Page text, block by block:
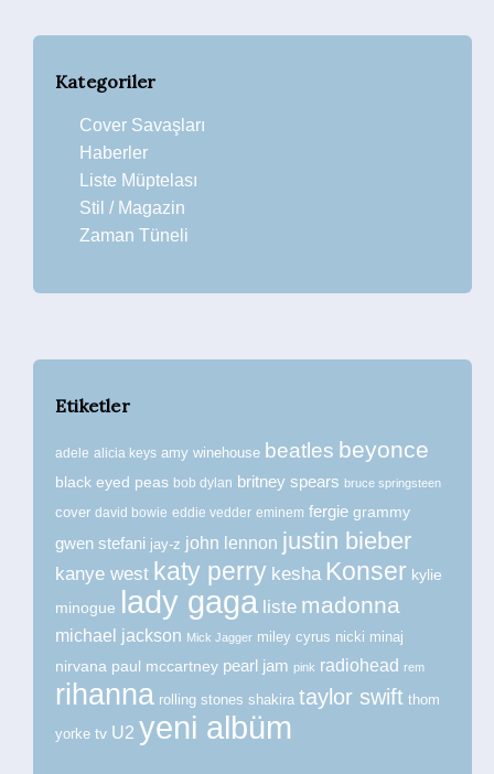
Kategoriler
Cover Savaşları
Haberler
Liste Müptelası
Stil / Magazin
Zaman Tüneli
Etiketler
adele alicia keys amy winehouse beatles beyonce
black eyed peas bob dylan britney spears bruce springsteen
cover david bowie eddie vedder eminem fergie grammy
gwen stefani jay-z john lennon justin bieber
kanye west katy perry kesha Konser kylie
minogue
lady gaga liste madonna
michael jackson Mick Jagger miley cyrus nicki minaj
nirvana paul mccartney pearl jam pink radiohead rem
rihanna rolling stones shakira taylor swift thom
yorke tv U2 yeni albüm